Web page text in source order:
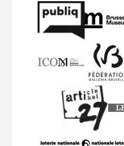
Partners
FWB
Art 27